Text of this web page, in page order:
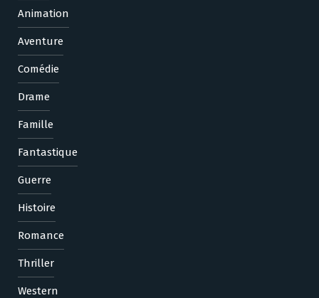
Animation
Aventure
Comédie
Drame
Famille
Fantastique
Guerre
Histoire
Romance
Thriller
Western